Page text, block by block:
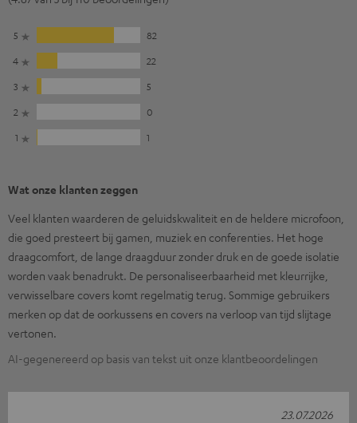
5
82
4
22
3
5
2
0
1
1
Wat onze klanten zeggen
Veel klanten waarderen de geluidskwaliteit en de heldere microfoon,
die goed presteert bij gamen, muziek en conferenties. Het hoge
draagcomfort, de lange draagduur zonder druk en de goede isolatie
worden vaak benadrukt. De personaliseerbaarheid met kleurrijke,
verwisselbare covers komt regelmatig terug. Sommige gebruikers
merken op dat de oorkussens en covers na verloop van tijd slijtage
vertonen.
AI-gegenereerd op basis van tekst uit onze klantbeoordelingen
23.07.2026